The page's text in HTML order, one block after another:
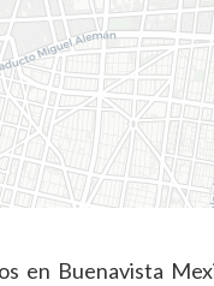
en Buenavista